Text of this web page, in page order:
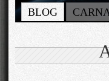
BLOG